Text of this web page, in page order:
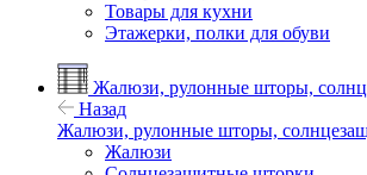
Товары для кухни
Этажерки, полки для обуви
Жалюзи, рулонные шторы,
Назад
Жалюзи, рулонные шторы,
Жалюзи